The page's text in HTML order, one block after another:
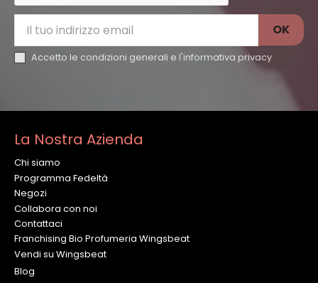
Accetto le condizioni generali e l'informativa privacy
La Nostra Azienda
Chi siamo
Programma Fedeltà
Negozi
Collabora con noi
Contattaci
Franchising Bio Profumeria Wingsbeat
Vendi su Wingsbeat
Blog